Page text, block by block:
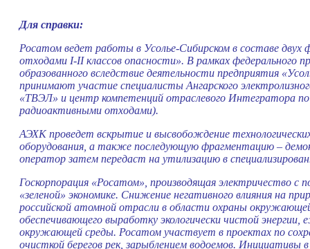
Для справки:
Росатом ведет работы в Усолье-Сибирском в составе
отходами I-II классов опасности». В рамках федерального
образованного вследствие деятельности предприятия
принимают участие специалисты Ангарского
«ТВЭЛ» и центр компетенций отраслевого Интегратора
радиоактивными отходами).
АЭХК проведет вскрытие и высвобождение
оборудования, а также последующую фрагментацию –
оператор затем передаст на утилизацию в
Госкорпорация «Росатом», производящая электричество с
«зеленой» экономике. Снижение негативного влияния на
российской атомной отрасли в области охраны
обеспечивающего выработку экологически чистой
окружающей среды. Росатом участвует в проектах по
очисткой берегов рек, зарыблением водоемов. Инициативы